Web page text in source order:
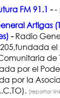
FM 91.1 --
Artigas
-Radio
de
por el
por la
[reportar